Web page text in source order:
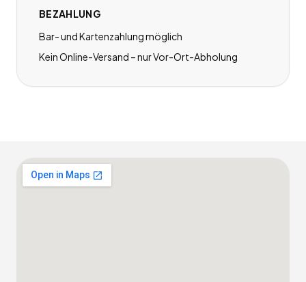
BEZAHLUNG
Bar- und Kartenzahlung möglich
Kein Online-Versand – nur Vor-Ort-Abholung